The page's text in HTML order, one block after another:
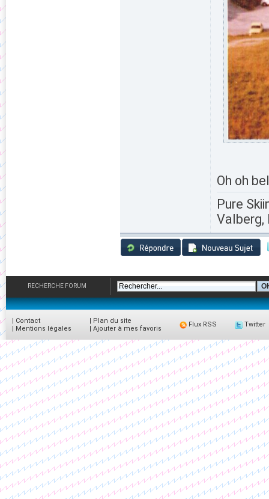
Oh oh
Pure
Valberg,
RECHERCHE FORUM
| Contact
| Mentions légales
| Plan du site
| Ajouter à mes favoris
Flux RSS Twitter